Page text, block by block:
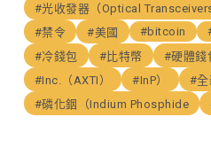
#光收發器（Optical Transceivers
#禁令
#美國 #bitcoin
#冷錢包
#比特幣 #硬體錢
#Inc.（AXTI）
#InP）
#全
#磷化銦（Indium Phosphide